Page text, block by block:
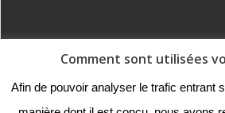
© 2018 - Collège
Comment sont utilisées
Afin de pouvoir analyser le trafic entrant